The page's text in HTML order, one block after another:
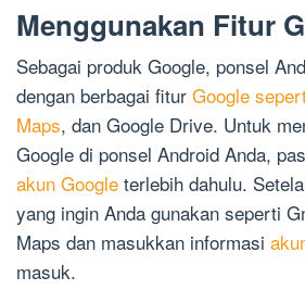
Menggunakan Fitur
Sebagai produk Google, ponsel
dengan berbagai fitur Google
Maps, dan Google Drive. Untuk
Google di ponsel Android Anda,
akun Google terlebih dahulu.
yang ingin Anda gunakan seperti
Maps dan masukkan informasi
masuk.